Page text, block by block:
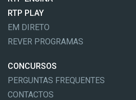
RTP PLAY
EM DIRETO
REVER PROGRAMAS
CONCURSOS
PERGUNTAS FREQUENTES
CONTACTOS